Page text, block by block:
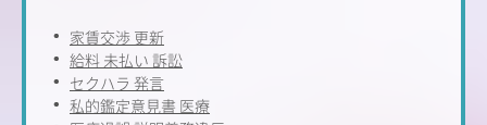
家賃交渉 更新
給料 未払い 訴訟
セクハラ 発言
私的鑑定意見書 医療